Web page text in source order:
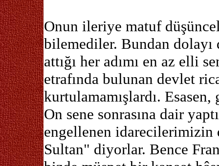
Onun ileriye matuf
bilemediler. Bundan dolayı
attığı her adımı en az elli
etrafında bulunan devlet
kurtulamamışlardı.
On sene sonrasına dair
engellenen idarecilerimizin
Sultan" diyorlar. Bence